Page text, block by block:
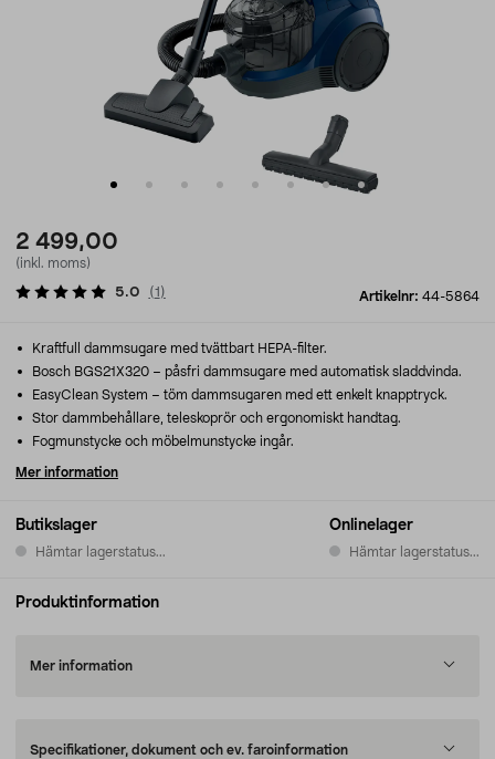
2 499,00
(inkl. moms)
Artikelnr: 44-5864
5.0 (1 )
Butikslager
Hämtar lagerstatus...
Onlinelager
Hämtar lagerstatus...
Kraftfull dammsugare med tvättbart HEPA-filter.
Bosch BGS21X320 – påsfri dammsugare med automatisk sladdvinda.
EasyClean System – töm dammsugaren med ett enkelt knapptryck.
Stor dammbehållare, teleskoprör och ergonomiskt handtag.
Fogmunstycke och möbelmunstycke ingår.
Mer information
Produktinformation
Mer information
Specifikationer, dokument och ev. faroinformation